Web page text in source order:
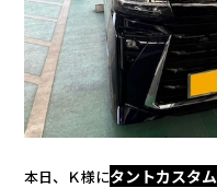
本日、Ｋ様にタントカスタム